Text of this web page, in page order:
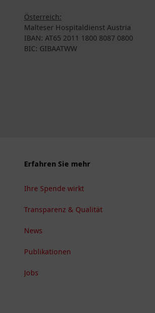
Österreich:
Malteser Hospitaldienst Austria
IBAN: AT65 2011 1800 8087 0800
BIC: GIBAATWW
Erfahren Sie mehr
Ihre Spende wirkt
Transparenz & Qualität
News
Publikationen
Jobs